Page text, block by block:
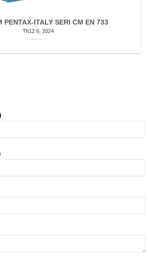
PENTAX-ITALY SERI CM EN 733
Th12 6, 2024